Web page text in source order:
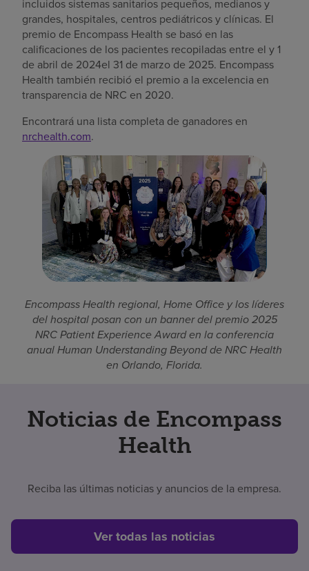
incluidos sistemas sanitarios pequeños, medianos y
grandes, hospitales, centros pediátricos y clínicas. El
premio de Encompass Health se basó en las
calificaciones de los pacientes recopiladas entre el y 1
de abril de 2024el 31 de marzo de 2025. Encompass
Health también recibió el premio a la excelencia en
transparencia de NRC en 2020.
Encontrará una lista completa de ganadores en
nrchealth.com.
Encompass Health regional, Home Office y los líderes
del hospital posan con un banner del premio 2025
NRC Patient Experience Award en la conferencia
anual Human Understanding Beyond de NRC Health
en Orlando, Florida.
Noticias de Encompass
Health
Reciba las últimas noticias y anuncios de la empresa.
Ver todas las noticias